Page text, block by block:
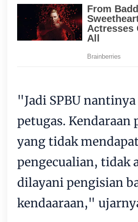
"Jadi SPBU
petugas. Kendaraan
yang tidak
pengecualian, tidak
dilayani pengisian
kendaaraan,"